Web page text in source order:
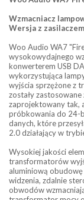
Wzmacniacz
Wersja z
Woo Audio WA7
wysokowydajnego
konwerterem USB
wykorzystująca
wyjścia sprzężone z
zostały
zaprojektowany tak,
próbkowania do 24-
danych, które
2.0 działający w
Wysokiej jakości
transformatorów
aluminiową
widzenia, zdalnie
obwodów